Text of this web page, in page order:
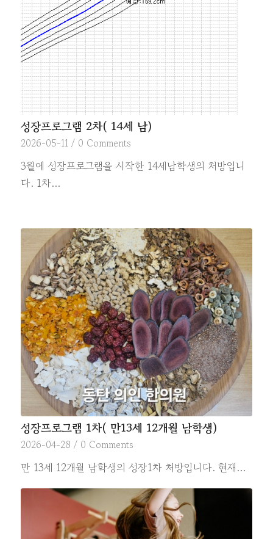
성장프로그램 2차( 14세 남)
2026-05-11 / 0 Comments
3월에 성장프로그램을 시작한 14세남학생의 처방입니
다. 1차…
성장프로그램 1차( 만13세 12개월 남학생)
2026-04-28 / 0 Comments
만 13세 12개월 남학생의 성장1차 처방입니다. 현재…